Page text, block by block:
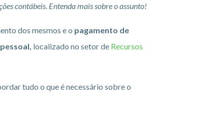
contábeis. Entenda mais sobre o assunto!
dos mesmos e o pagamento de
localizado no setor de Recursos
tudo o que é necessário sobre o